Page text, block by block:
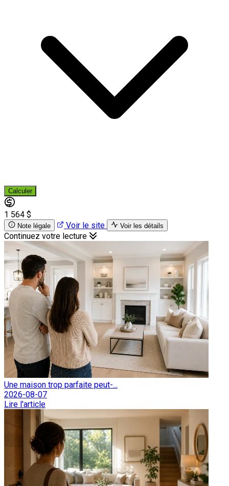
Calculer
1 564 $
Note légale Voir le site Voir les détails
Continuez votre lecture
Une maison trop parfaite peut-...
2026-08-07
Lire l'article